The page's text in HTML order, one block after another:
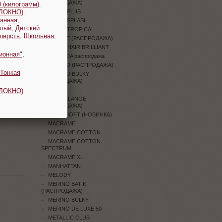
(РАСПРОДАЖА)
JEANS PLUS
JEANS SPLASH
JEANS TROPICAL
JUNGLE (РАСПРОДАЖА)
KID MOHAIR BRILLIANT
LAMBADA распродажа
LEGEND (РАСПРОДАЖА)
LEGEND BULKY
(РАСПРОДАЖА)
LILY MELANGE
(РАСПРОДАЖА)
LINEN SOFT (НОВИНКА)
MACRAME
MACRAME COTTON
MACRAME COTTON
SPECTRUM
MACRAME XL
MANHATTAN
MELODY
MERINO BATIK
(РАСПРОДАЖА)
MERINO BULKY
MERINO DE LUXE 50
METALLIC CLUB
(килограмм)
Детский
Школьная
Тонкая